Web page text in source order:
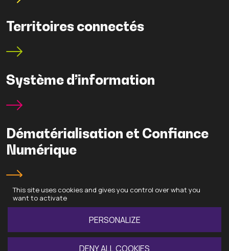
Territoires connectés
Système d’information
Dématérialisation et Confiance
Numérique
This site uses cookies and gives you control over what you
want to activate
PERSONALIZE
DENY ALL COOKIES